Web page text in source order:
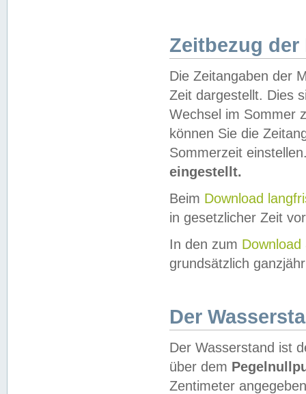
Zeitbezug der
Die Zeitangaben der
Zeit dargestellt. Dies
Wechsel im Sommer
können Sie die
Sommerzeit
eingestellt.
Beim Download
in gesetzlicher Zeit
In den zum Download
grundsätzlich
Der
Der Wasserstand ist
über dem
Zentimeter